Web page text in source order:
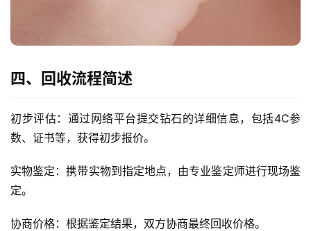
四、回收流程简述
初步评估：通过网络平台提交钻石的详细信息，包括4C参
数、证书等，获得初步报价。
实物鉴定：携带实物到指定地点，由专业鉴定师进行现场鉴
定。
协商价格：根据鉴定结果，双方协商最终回收价格。